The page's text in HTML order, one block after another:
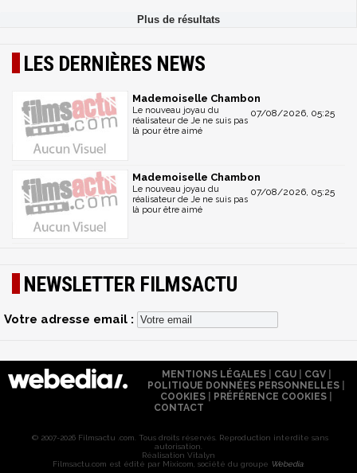
LES DERNIÈRES NEWS
Mademoiselle Chambon
07/08/2026, 05:25
Le nouveau joyau du
réalisateur de Je ne suis pas
là pour être aimé
Mademoiselle Chambon
07/08/2026, 05:25
Le nouveau joyau du
réalisateur de Je ne suis pas
là pour être aimé
NEWSLETTER FILMSACTU
Votre adresse email :
MENTIONS LÉGALES| CGU| CGV|
POLITIQUE DONNÉES PERSONNELLES
COOKIES
PRÉFÉRENCE COOKIES
CONTACT
© 2007-2026 Filmsactu .com. Tous droits réservés. Reproduction interdite sans
autorisation.
Réalisation Vitalyn
Filmsactu.com est édité par Mixicom, société du groupe Webedia.